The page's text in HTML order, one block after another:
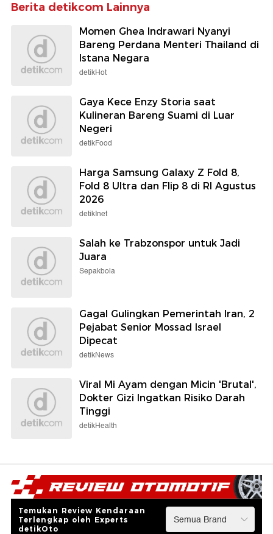
Berita detikcom Lainnya
Momen Ghea Indrawari Nyanyi
Bareng Perdana Menteri Thailand di
Istana Negara
detikHot
Gaya Kece Enzy Storia saat
Kulineran Bareng Suami di Luar
Negeri
detikFood
Harga Samsung Galaxy Z Fold 8,
Fold 8 Ultra dan Flip 8 di RI Agustus
2026
detikInet
Salah ke Trabzonspor untuk Jadi
Juara
Sepakbola
Gagal Gulingkan Pemerintah Iran, 2
Pejabat Senior Mossad Israel
Dipecat
detikNews
Viral Mi Ayam dengan Micin 'Brutal',
Dokter Gizi Ingatkan Risiko Darah
Tinggi
detikHealth
Temukan Review Kendaraan
Terlengkap oleh Experts
detikOto